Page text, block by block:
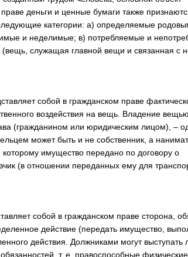
деньги и ценные бумаги также
категории: а) определяемые
и неделимые; в) потребляемые и
служащая главной вещи и связанная с
собой в гражданском праве
воздействия на вещь. Владение вещью
(гражданином или юридическим лицом), –
может быть и не собственник, а
имущество передано по договору о
(в отношении переданных ему для
собой в гражданском праве сторона,
действие (передать имущество,
действия. Должниками могут выступать
т. е. правоспособные